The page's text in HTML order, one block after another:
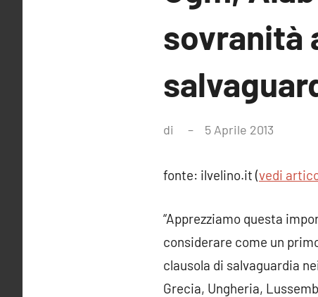
sovranità
di 5 Aprile 2013
fonte: ilvelino.it (vedi
“Apprezziamo questa
considerare come un
clausola di salvaguardia
Grecia, Ungheria,